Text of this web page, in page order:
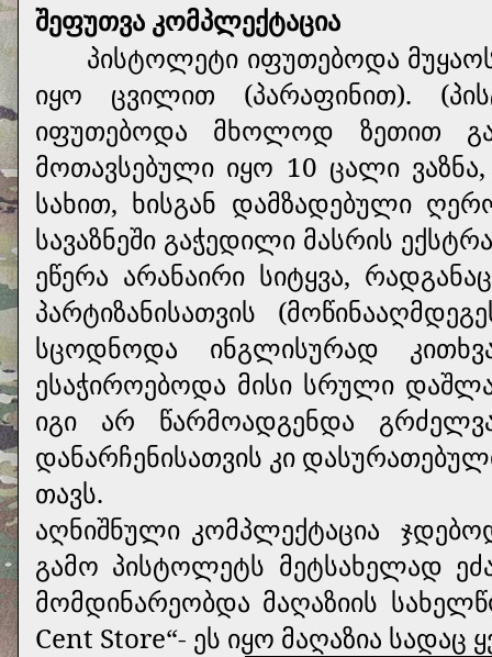
შეფუთვა კომპლექტაცია
პისტოლეტი იფუთებოდა
იყო ცვილით (პარაფინით).
იფუთებოდა მხოლოდ ზეთით
მოთავსებული იყო 10 ცალი ვაზნა,
სახით, ხისგან დამზადებული
სავაზნეში გაჭედილი მასრის
ეწერა არანაირი სიტყვა,
პარტიზანისათვის
სცოდნოდა ინგლისურად
ესაჭიროებოდა მისი სრული
იგი არ წარმოადგენდა
დანარჩენისათვის კი
თავს.
აღნიშნული კომპლექტაცია
გამო პისტოლეტს მეტსახელად
მომდინარეობდა მაღაზიის
Cent Store“- ეს იყო მაღაზია